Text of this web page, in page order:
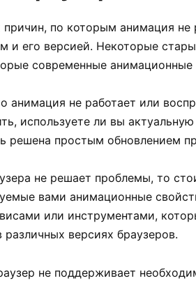
по которым анимация не
и его версией. Некоторые
современные анимационные
анимация не работает или
используете ли вы
решена простым обновлением
не решает проблемы, то
вами анимационные
или инструментами,
версиях браузеров.
не поддерживает